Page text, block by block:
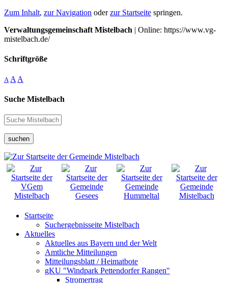
Zum Inhalt, zur Navigation oderzur Startseite springen.
Verwaltungsgemeinschaft Mistelbach | Online: https://www.vg-
mistelbach.de/
Schriftgröße
A A A
Suche Mistelbach
suchen
Startseite
Suchergebnisseite Mistelbach
Aktuelles
Aktuelles aus Bayern und der Welt
Amtliche Mitteilungen
Mitteilungsblatt / Heimatbote
gKU "Windpark Pettendorfer Rangen"
Stromertrag